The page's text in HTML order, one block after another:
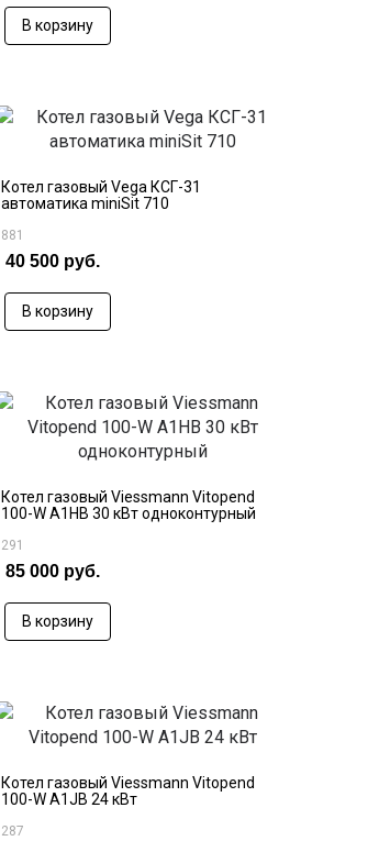
В корзину
Котел газовый Vega КСГ-31
автоматика miniSit 710
881
40 500 руб.
В корзину
Котел газовый Viessmann Vitopend
100-W A1HB 30 кВт одноконтурный
291
85 000 руб.
В корзину
Котел газовый Viessmann Vitopend
100-W A1JB 24 кВт
287